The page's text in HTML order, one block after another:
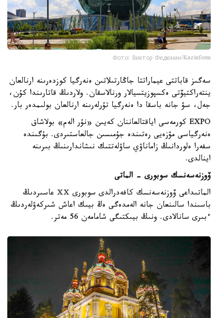
Фото: Виктор Федюнин/Kazinform
سەگىز قاباتتى عيماراتتا جاڭارتىلاتىن ەنەرگيا كوزدەرىنە ارنالعان
ينتەراكتيۆتى ەكسپوزيتسيالار ورنالاسقان. ولاردىڭ قاتارىندا كۇن،
جەل، سۋ جانە باسقا دا ەنەرگيا تۇرلەرىنە ارنالعان بولىمدەر بار.
EXPO كورمەسى اياقتالعاننان كەيىن «نۇر الەم» بولاشاق
ەنەرگياسى مۋزەيى رەتىندە جۇمىسىن جالعاستىردى. بۇگىندە
سفەرا ەلوردانىڭ زاماناۋي ساۋلەتتىك نىشاندارىنىڭ بىرىنە
اينالدى.
ۆوزنەسەنسك سوبورى - الماتى
الماتىداعى ۆوزنەسەنسك كافەدرالدى سوبورى ⅩⅩ عاسىردىڭ
باسىندا سالىنعان جانە الەمدەگى ەڭ بيىك اعاش شىركەۋلەردىڭ
ءبىرى سانالادى. ونىڭ بيىكتىگى شامامەن 56 مەتر.